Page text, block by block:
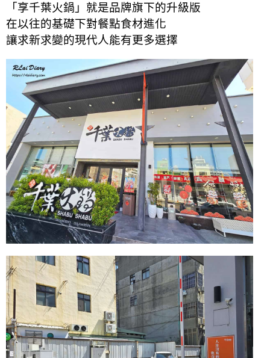
「享千葉火鍋」就是品牌旗下的升級版
在以往的基礎下對餐點食材進化
讓求新求變的現代人能有更多選擇